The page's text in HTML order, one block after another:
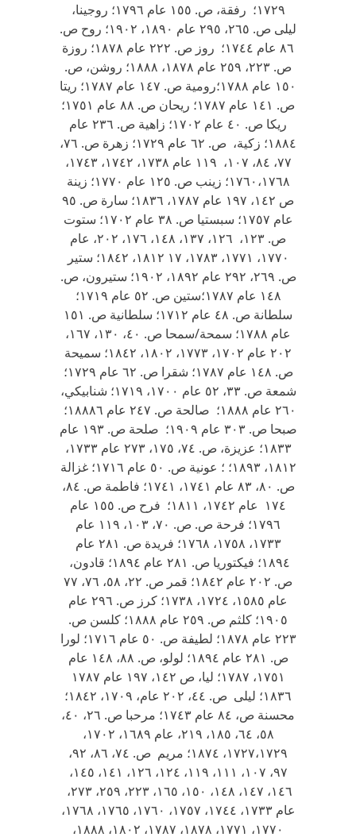
١٧٢٩؛ رفقة، ص. ١٥٥ عام ١٧٩٦؛ روجينا،
ليلى ص. ٢٦٥، ٢٩٥ عام ١٨٩٠، ١٩٠٢؛ روح ص.
٨٦ عام ١٧٤٤؛ روز ص. ٢٢٢ عام ١٨٧٨؛ روزة
ص. ٢٢٣، ٢٥٩ عام ١٨٧٨، ١٨٨٨؛ روشن، ص.
١٥٠ عام ١٧٨٨؛رومية ص. ١٤٧ عام ١٧٨٧؛ ريتا
ص. ١٤١ عام ١٧٨٧؛ ريحان ص. ٨٨ عام ١٧٥١؛
ريكا ص. ٤٠ عام ١٧٠٢؛ زاهية ص. ٢٣٦ عام
١٨٨٤؛ زكية، ص. ٦٢ عام ١٧٢٩؛ زهرة ص. ٧٦،
٧٧، ٨٤، ١٠٧، ١١٩ عام ١٧٣٨، ١٧٤٢، ١٧٤٣،
١٧٦٠،١٧٦٨؛ زينب ص. ١٢٥ عام ١٧٧٠؛ زينة
ص ١٤٢، ١٩٧ عام ١٧٨٧، ١٨٣٦؛ سارة ص. ٩٥
عام ١٧٥٧؛ سبستيا ص. ٣٨ عام ١٧٠٢؛ ستوت
ص. ١٢٣، ١٢٦، ١٣٧، ١٤٨، ١٧٦، ٢٠٢، عام
١٧٧٠، ١٧٧١، ١٧٨٣، ١٧ ١٨١٢، ١٨٤٢؛ ستير
ص. ٢٦٩، ٢٩٢ عام ١٨٩٢، ١٩٠٢؛ ستيرون، ص.
١٤٨ عام ١٧٨٧؛ستين ص. ٥٢ عام ١٧١٩؛
سلطانة ص. ٤٨ عام ١٧١٢؛ سلطانية ص. ١٥١
عام ١٧٨٨؛ سمحة/سمحا ص. ٤٠، ١٣٠، ١٦٧،
٢٠٢ عام ١٧٠٢، ١٧٧٣، ١٨٠٢، ١٨٤٢؛ سميحة
ص. ١٤٨ عام ١٧٨٧؛ شقرا ص. ٦٢ عام ١٧٢٩؛
شمعة ص. ٣٣، ٥٢ عام ١٧٠٠، ١٧١٩؛ شنابيكي،
٢٦٠ عام ١٨٨٨؛ صالحة ص. ٢٤٧ عام ١٨٨٨٦؛
صبحا ص. ٣٠٣ عام ١٩٠٩؛ صلحة ص. ١٩٣ عام
١٨٣٣؛ عزيزة، ص. ٧٤، ١٧٥، ٢٧٣ عام ١٧٣٣،
١٨١٢، ١٨٩٣؛ ؛ عونية ص. ٥٠ عام ١٧١٦؛ غزالة
ص. ٨٠، ٨٣ عام ١٧٤١، ١٧٤١؛ فاطمة ص. ٨٤،
١٧٤ عام ١٧٤٢، ١٨١١؛ فرح ص. ١٥٥ عام
١٧٩٦؛ فرحة ص. ص. ٧٠، ١٠٣، ١١٩ عام
١٧٣٣، ١٧٥٨، ١٧٦٨؛ فريدة ص. ٢٨١ عام
١٨٩٤؛ فيكتوريا ص. ٢٨١ عام ١٨٩٤؛ قادون،
ص. ٢٠٢ عام ١٨٤٢؛ قمر ص. ٢٢، ٥٨، ٧٦، ٧٧
عام ١٥٨٥، ١٧٢٤، ١٧٣٨؛ كرز ص. ٢٩٦ عام
١٩٠٥؛ كلثم ص. ٢٥٩ عام ١٨٨٨؛ كلسن ص.
٢٢٣ عام ١٨٧٨؛ لطيفة ص. ٥٠ عام ١٧١٦؛ لورا
ص. ٢٨١ عام ١٨٩٤؛ لولو، ص. ٨٨، ١٤٨ عام
١٧٥١، ١٧٨٧؛ ليا، ص ١٤٢، ١٩٧ عام ١٧٨٧
١٨٣٦؛ ليلى ص. ٤٤، ٢٠٢ عام، ١٧٠٩، ١٨٤٢؛
محسنة ص، ٨٤ عام ١٧٤٣؛ مرحبا ص. ٢٦، ٤٠،
٥٨، ٦٤، ١٨٥، ٢١٩، عام ١٦٨٩، ١٧٠٢،
١٧٢٧،١٧٢٩، ١٨٧٤؛ مريم ص. ٧٤، ٨٦، ٩٢،
٩٧، ١٠٧، ١١١، ١١٩، ١٢٤، ١٢٦، ١٤١، ١٤٥،
١٤٦، ١٤٧، ١٤٨، ١٥٠، ١٦٥، ٢٢٣، ٢٥٩، ٢٧٣،
عام ١٧٣٣، ١٧٤٤، ١٧٥٧، ١٧٦٠، ١٧٦٥، ١٧٦٨،
١٧٧٠، ١٧٧١، ١٨٧٨، ١٧٨٧، ١٨٠٢، ١٨٨٨،